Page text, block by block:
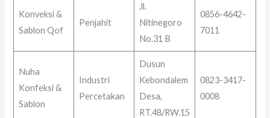
Konveksi &
Sablon Qof
Penjahit
Jl.
Nitinegoro
No.31 B
0856-4642-
7011
Nuha
Konfeksi &
Sablon
Industri
Percetakan
Dusun
Kebondalem
Desa,
RT.48/RW.15
0823-3417-
0008